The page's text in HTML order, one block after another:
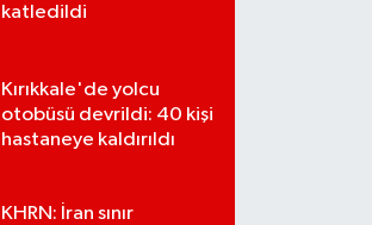
katledildi
Kırıkkale'de yolcu
otobüsü devrildi: 40 kişi
hastaneye kaldırıldı
KHRN: İran sınır